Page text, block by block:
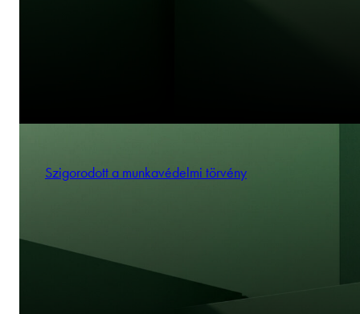
Szigorodott a munkavédelmi törvény